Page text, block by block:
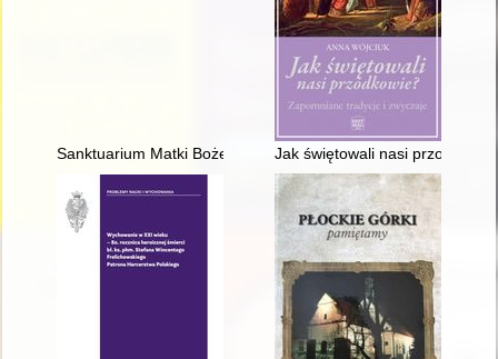
Sanktuarium Matki Bożej Pocieszenia : parafia św. Jana
Jak świętowali nasi